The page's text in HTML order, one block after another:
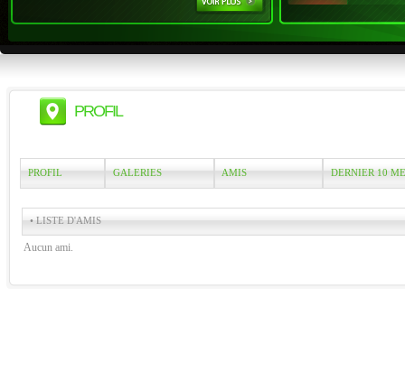
PROFIL
PROFIL GALERIES AMIS DERNIER 10
• LISTE D'AMIS
Aucun ami.